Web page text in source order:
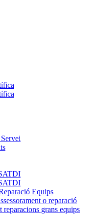
Equips
o reparació
grans equips